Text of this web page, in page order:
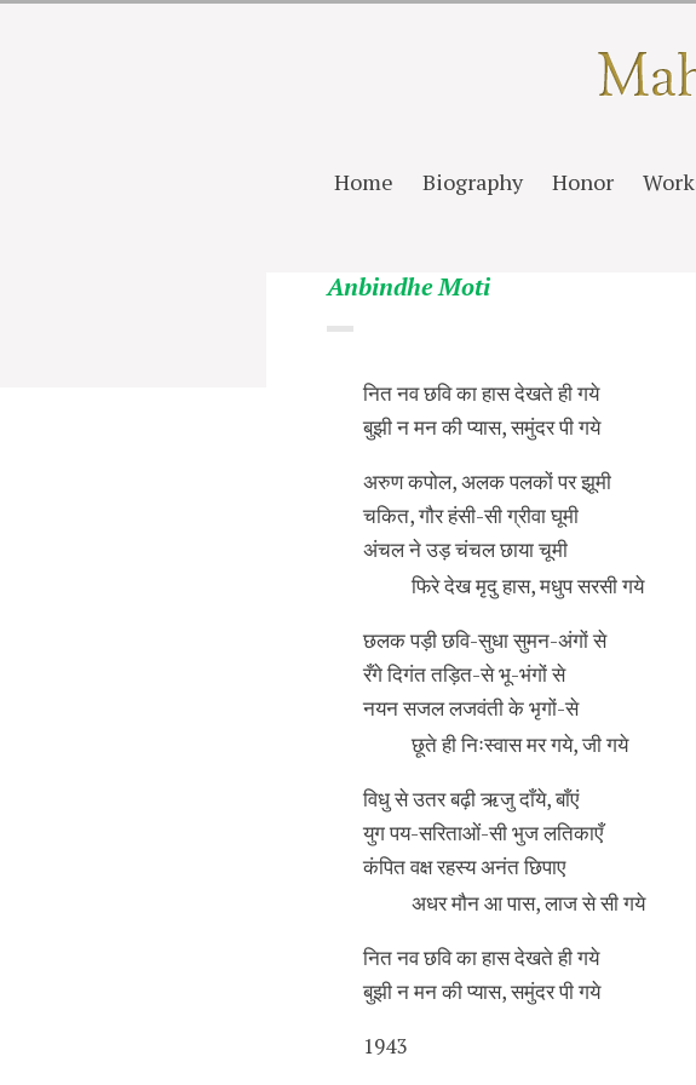
Home Biography Honor
Anbindhe Moti
नित नव छवि का हास देखते ही गये
बुझी न मन की प्यास, समुंदर पी गये
अरुण कपोल, अलक पलकों पर झूमी
चकित, गौर हंसी-सी ग्रीवा घूमी
अंचल ने उड़ चंचल छाया चूमी
फिरे देख मृदु हास, मधुप सरसी गये
छलक पड़ी छवि-सुधा सुमन-अंगों से
रँगे दिगंत तड़ित-से भू-भंगों से
नयन सजल लजवंती के भृगों-से
छूते ही निःस्वास मर गये, जी गये
विधु से उतर बढ़ी ऋजु दाँये, बाँएं
युग पय-सरिताओं-सी भुज लतिकाएँ
कंपित वक्ष रहस्य अनंत छिपाए
अधर मौन आ पास, लाज से सी गये
नित नव छवि का हास देखते ही गये
बुझी न मन की प्यास, समुंदर पी गये
1943